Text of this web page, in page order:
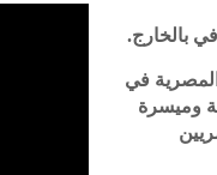
بالخارج.
في
وميسرة